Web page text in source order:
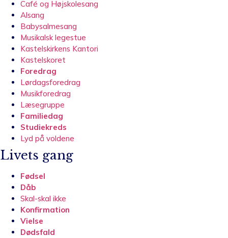
Café og Højskolesang
Alsang
Babysalmesang
Musikalsk legestue
Kastelskirkens Kantori
Kastelskoret
Foredrag
Lørdagsforedrag
Musikforedrag
Læsegruppe
Familiedag
Studiekreds
Lyd på voldene
Livets gang
Fødsel
Dåb
Skal-skal ikke
Konfirmation
Vielse
Dødsfald